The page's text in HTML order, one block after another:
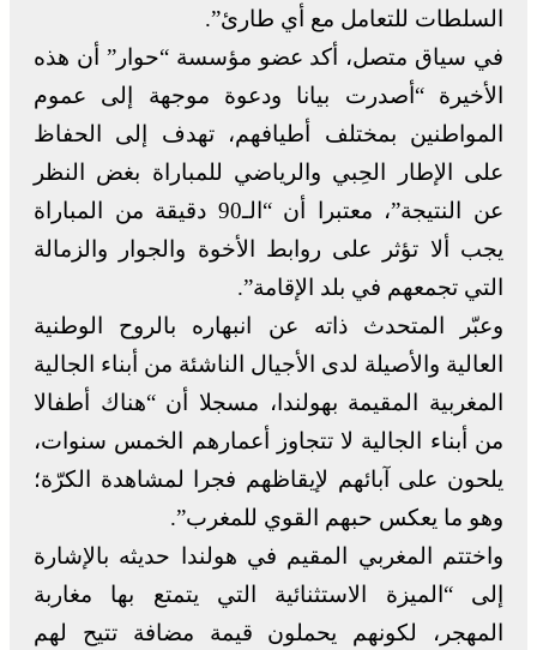
السلطات للتعامل مع أي طارئ”.
في سياق متصل، أكد عضو مؤسسة “حوار” أن هذه
الأخيرة “أصدرت بيانا ودعوة موجهة إلى عموم
المواطنين بمختلف أطيافهم، تهدف إلى الحفاظ
على الإطار الحِبي والرياضي للمباراة بغض النظر
عن النتيجة”، معتبرا أن “الـ90 دقيقة من المباراة
يجب ألا تؤثر على روابط الأخوة والجوار والزمالة
التي تجمعهم في بلد الإقامة”.
وعبّر المتحدث ذاته عن انبهاره بالروح الوطنية
العالية والأصيلة لدى الأجيال الناشئة من أبناء الجالية
المغربية المقيمة بهولندا، مسجلا أن “هناك أطفالا
من أبناء الجالية لا تتجاوز أعمارهم الخمس سنوات،
يلحون على آبائهم لإيقاظهم فجرا لمشاهدة الكرّة؛
وهو ما يعكس حبهم القوي للمغرب”.
واختتم المغربي المقيم في هولندا حديثه بالإشارة
إلى “الميزة الاستثنائية التي يتمتع بها مغاربة
المهجر، لكونهم يحملون قيمة مضافة تتيح لهم